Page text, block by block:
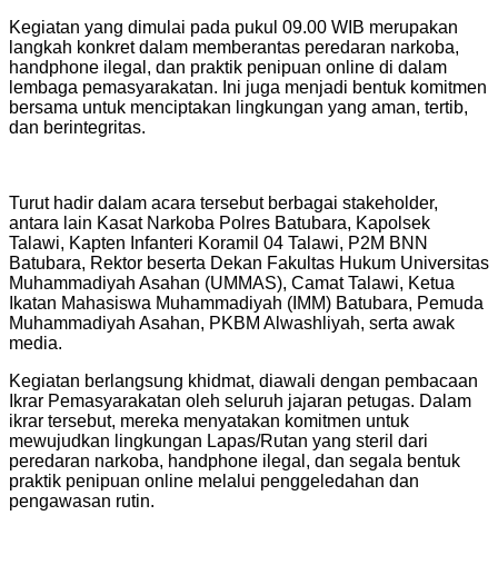
Kegiatan yang dimulai pada pukul 09.00 WIB merupakan
langkah konkret dalam memberantas peredaran narkoba,
handphone ilegal, dan praktik penipuan online di dalam
lembaga pemasyarakatan. Ini juga menjadi bentuk komitmen
bersama untuk menciptakan lingkungan yang aman, tertib,
dan berintegritas.
Turut hadir dalam acara tersebut berbagai stakeholder,
antara lain Kasat Narkoba Polres Batubara, Kapolsek
Talawi, Kapten Infanteri Koramil 04 Talawi, P2M BNN
Batubara, Rektor beserta Dekan Fakultas Hukum Universitas
Muhammadiyah Asahan (UMMAS), Camat Talawi, Ketua
Ikatan Mahasiswa Muhammadiyah (IMM) Batubara, Pemuda
Muhammadiyah Asahan, PKBM Alwashliyah, serta awak
media.
Kegiatan berlangsung khidmat, diawali dengan pembacaan
Ikrar Pemasyarakatan oleh seluruh jajaran petugas. Dalam
ikrar tersebut, mereka menyatakan komitmen untuk
mewujudkan lingkungan Lapas/Rutan yang steril dari
peredaran narkoba, handphone ilegal, dan segala bentuk
praktik penipuan online melalui penggeledahan dan
pengawasan rutin.